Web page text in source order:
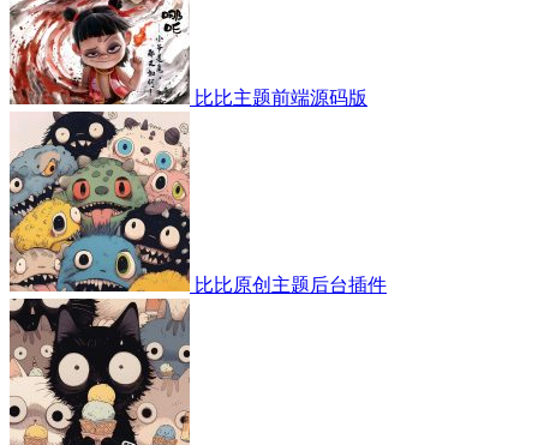
比比主题前端源码版
比比原创主题后台插件